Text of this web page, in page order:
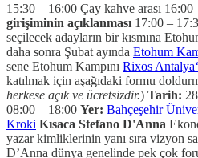
15:30 – 16:00 Çay kahve arası 16:00
girişiminin açıklanması 17:00 –
seçilecek adayların bir kısmına
daha sonra Şubat ayında Etohum
sene Etohum Kampını Rixos
katılmak için aşağıdaki formu
herkese açık ve ücretsizdir.) Tarih:
08:00 – 18:00 Yer: Bahçeşehir
Kroki Kısaca Stefano D'Anna
yazar kimliklerinin yanı sıra vizyon
D’Anna dünya genelinde pek çok